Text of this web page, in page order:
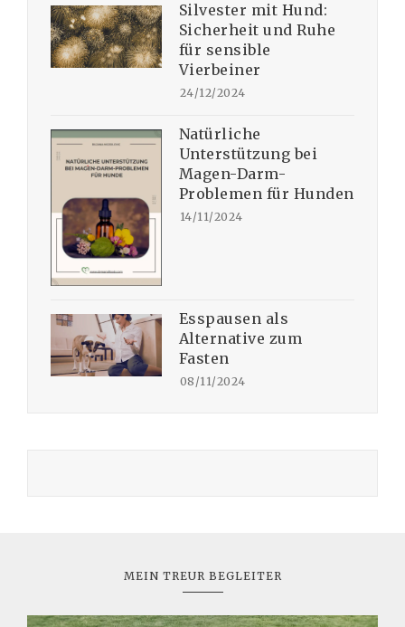
Silvester mit Hund:
Sicherheit und Ruhe
für sensible
Vierbeiner
24/12/2024
Natürliche
Unterstützung bei
Magen-Darm-
Problemen für Hunden
14/11/2024
Esspausen als
Alternative zum
Fasten
08/11/2024
MEIN TREUR BEGLEITER